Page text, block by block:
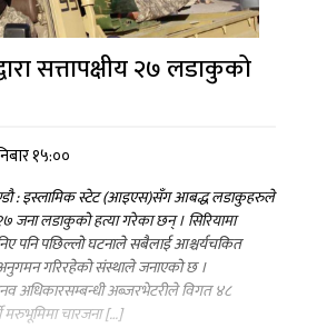
सत्तापक्षीय २७ लडाकुको
१५:००
: इस्लामिक स्टेट (आइएस)सँग आबद्ध लडाकुहरुले
जना लडाकुको हत्या गरेका छन् । सिरियामा
पनि पछिल्लो घटनाले सबैलाई आश्चर्यचकित
अनुगमन गरिरहेको संस्थाले जनाएको छ ।
अधिकारसम्बन्धी अब्जरभेटरीले विगत ४८
मरुभूमिमा चारजना […]